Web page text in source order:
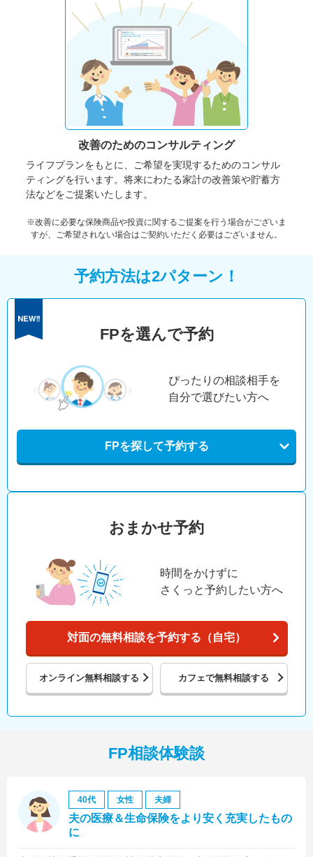
改善のためのコンサルティング
ライフプランをもとに、ご希望を実現するためのコンサル
ティングを行います。将来にわたる家計の改善策や貯蓄方
法などをご提案いたします。
※改善に必要な保険商品や投資に関するご提案を行う場合がございま
すが、ご希望されない場合はご契約いただく必要はございません。
予約方法は2パターン！
FPを選んで予約
ぴったりの相談相手を
自分で選びたい方へ
FPを探して予約する
おまかせ予約
時間をかけずに
さくっと予約したい方へ
対面の無料相談を予約する（自宅）
オンライン無料相談する カフェで無料相談する
FP相談体験談
40代 女性 夫婦
夫の医療＆生命保険をより安く充実したもの
に